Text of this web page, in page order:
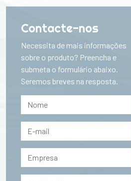
Contacte-nos
Necessita de mais informações
sobre o produto? Preencha e
submeta o formulário abaixo.
Seremos breves na resposta.